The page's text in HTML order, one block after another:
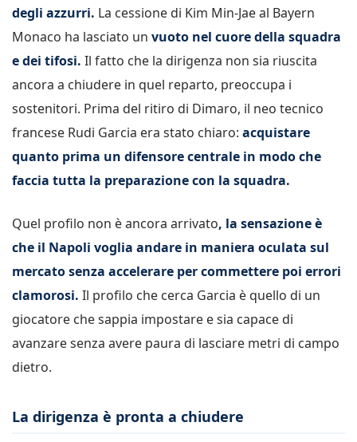
degli azzurri. La cessione di Kim Min-Jae al Bayern
Monaco ha lasciato un vuoto nel cuore della squadra
e dei tifosi. Il fatto che la dirigenza non sia riuscita
ancora a chiudere in quel reparto, preoccupa i
sostenitori. Prima del ritiro di Dimaro, il neo tecnico
francese Rudi Garcia era stato chiaro: acquistare
quanto prima un difensore centrale in modo che
faccia tutta la preparazione con la squadra.
Quel profilo non è ancora arrivato, la sensazione è
che il Napoli voglia andare in maniera oculata sul
mercato senza accelerare per commettere poi errori
clamorosi. Il profilo che cerca Garcia è quello di un
giocatore che sappia impostare e sia capace di
avanzare senza avere paura di lasciare metri di campo
dietro.
La dirigenza è pronta a chiudere